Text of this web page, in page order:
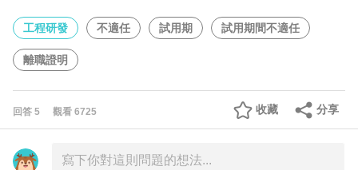
工程研發 不適任 試用期 試用期間不適任
離職證明
回答 5 觀看 6725 分享
收藏